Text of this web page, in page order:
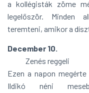
a kollégisták zöme
legelőször. Minden
teremteni, amikor a
December 10.
Zenés reggeli
Ezen a napon
Ildikó néni